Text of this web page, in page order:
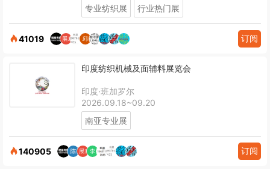
专业纺织展
行业热门展
41019 订阅
印度纺织机械及面辅料展览会
印度·班加罗尔
2026.09.18~09.20
南亚专业展
140905 订阅